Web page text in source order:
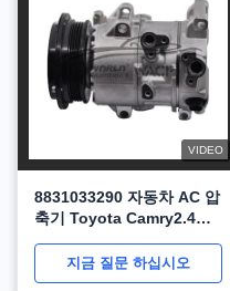
VIDEO
8831033290 자동차 AC 압
축기 Toyota Camry2.4
지금 질문 하십시오